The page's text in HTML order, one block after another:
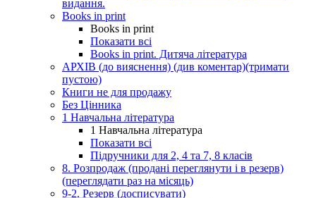
видання.
Books in print
Books in print
Показати всі
Books in print. Дитяча література
АРХІВ (до вияснення) (див коментар)(тримати
пустою)
Книги не для продажу
Без Цінника
1 Навчальна література
1 Навчальна література
Показати всі
Підручники для 2, 4 та 7, 8 класів
8. Розпродаж (продані переглянути і в резерв)
(переглядати раз на місяць)
9-2. Резерв (досписувати)